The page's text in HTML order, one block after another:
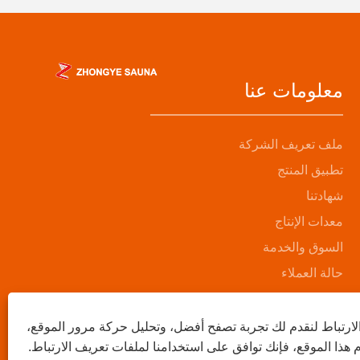
معلومات عنا
ملف تعريف الشركة
تطبيق المنتج
شهادتنا
معدات الإنتاج
السوق والخدمة
حالة العملاء
لنقدم لك تجربة تصفح أفضل، وتحليل حركة مرور الموقع،
الموقع، فإنك توافق على استخدامنا لملفات تعريف الارتباط.